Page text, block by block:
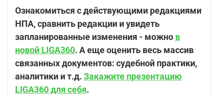
Ознакомиться с действующими редакциями
НПА, сравнить редакции и увидеть
запланированные изменения - можно в
новой LIGA360. А еще оценить весь массив
связанных документов: судебной практики,
аналитики и т.д. Закажите презентацию
LIGA360 для себя.